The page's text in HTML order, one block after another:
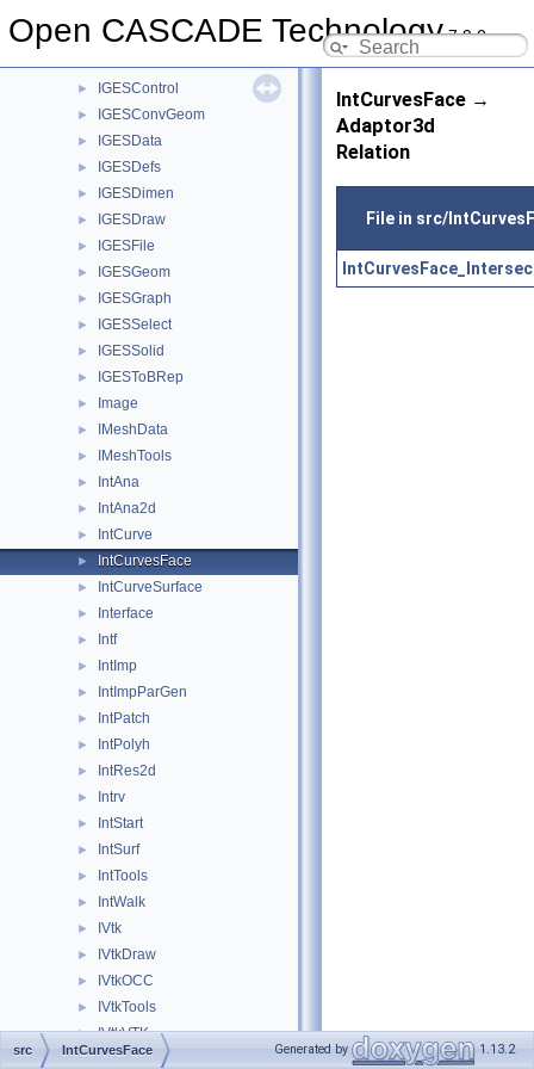
Open CASCADE Technology7.9.0
IGESBasic
► IGESControl
► IGESConvGeom
► IGESData
► IGESDefs
► IGESDimen
► IGESDraw
► IGESFile
► IGESGeom
► IGESGraph
► IGESSelect
► IGESSolid
► IGESToBRep
► Image
► IMeshData
► IMeshTools
► IntAna
► IntAna2d
► IntCurve
► IntCurvesFace
► IntCurveSurface
► Interface
► Intf
► IntImp
► IntImpParGen
► IntPatch
► IntPolyh
► IntRes2d
► Intrv
► IntStart
► IntSurf
► IntTools
► IntWalk
► IVtk
► IVtkDraw
► IVtkOCC
► IVtkTools
► IVtkVTK
► Law
IntCurvesFace →
Adaptor3d
Relation
File in src/
src IntCurvesFace Generated by 1.13.2